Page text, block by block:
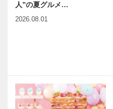
人”の夏グルメ…
2026.08.01